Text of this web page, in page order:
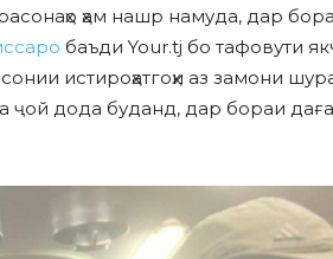
ҳам нашр намуда, дар
баъди Your.tj бо тафовути
истироҳатгоҳи аз замони
ҷой дода буданд, дар бораи